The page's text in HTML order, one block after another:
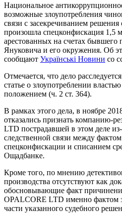
Национальное
возможные злоупотребления
связи с засекречиванием
произошла спецконфискация 1,5
арестованных на счетах бывшего
Януковича и его окружения. Об
сообщают Українські Новини со
Отмечается, что дело
статье о злоупотреблении
положением (ч. 2 ст. 364).
В рамках этого дела, в ноябре
отказались признать компанию-
LTD пострадавшей в этом деле
следственной связи между
спецконфискации и списанием
Ощадбанке.
Кроме того, по мнению
производства отсутствуют как
обосновывающие факт
OPALCORE LTD именно фактом
части указанного судебного